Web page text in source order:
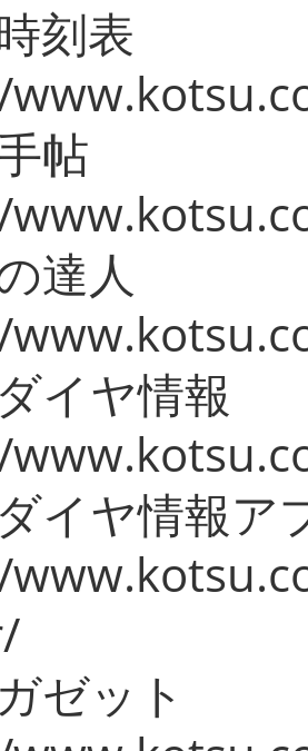
刻表
帖
達人
イヤ情報
イヤ情報ア
ゼット